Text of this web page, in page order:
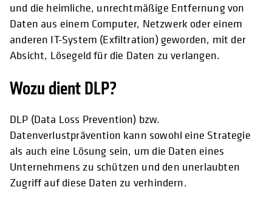
und die heimliche, unrechtmäßige Entfernung von
Daten aus einem Computer, Netzwerk oder einem
anderen IT-System (Exfiltration) geworden, mit der
Absicht, Lösegeld für die Daten zu verlangen.
Wozu dient DLP?
DLP (Data Loss Prevention) bzw.
Datenverlustprävention kann sowohl eine Strategie
als auch eine Lösung sein, um die Daten eines
Unternehmens zu schützen und den unerlaubten
Zugriff auf diese Daten zu verhindern.